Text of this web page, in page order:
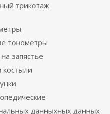
трикотаж
тонометры
запястье
костыли
данныхных данных